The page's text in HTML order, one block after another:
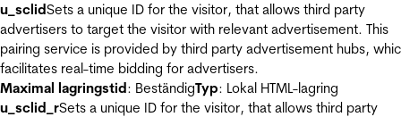
u_sclidSets a unique ID for the visitor, that allows third party
advertisers to target the visitor with relevant advertisement. This
pairing service is provided by third party advertisement hubs,
facilitates real-time bidding for advertisers.
Maximal lagringstid: BeständigTyp: Lokal HTML-lagring
u_sclid_rSets a unique ID for the visitor, that allows third party